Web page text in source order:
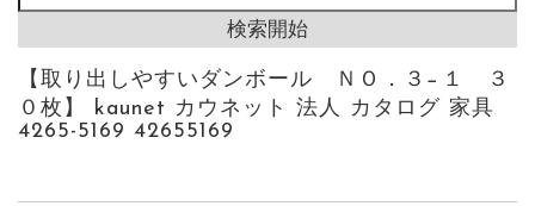
【取り出しやすいダンボール ＮＯ．３−１ ３
０枚】 kaunet カウネット 法人 カタログ 家具
4265-5169 42655169